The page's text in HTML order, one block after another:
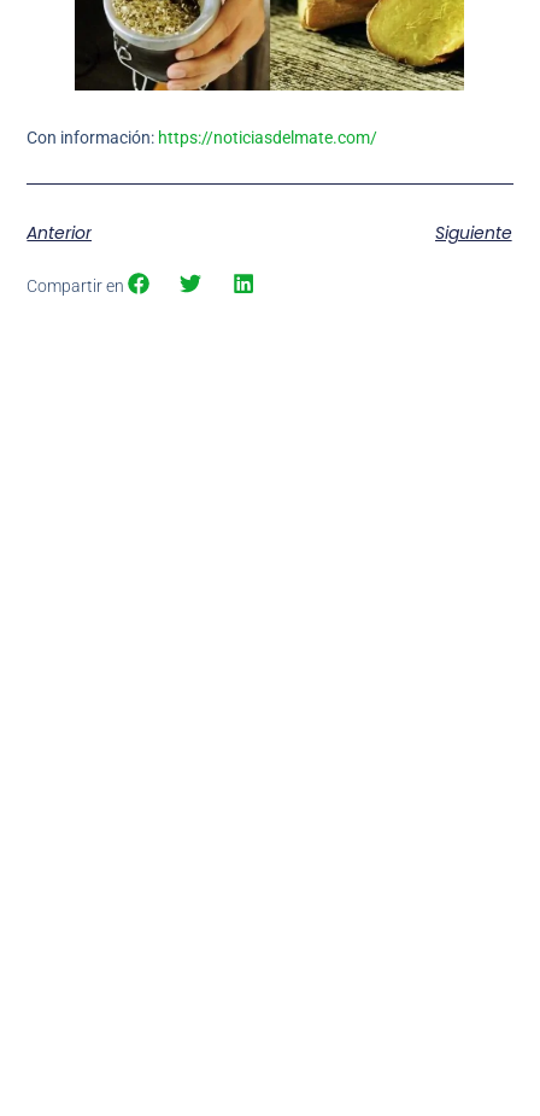
Con información: https://noticiasdelmate.com/
Anterior Siguiente
Compartir en